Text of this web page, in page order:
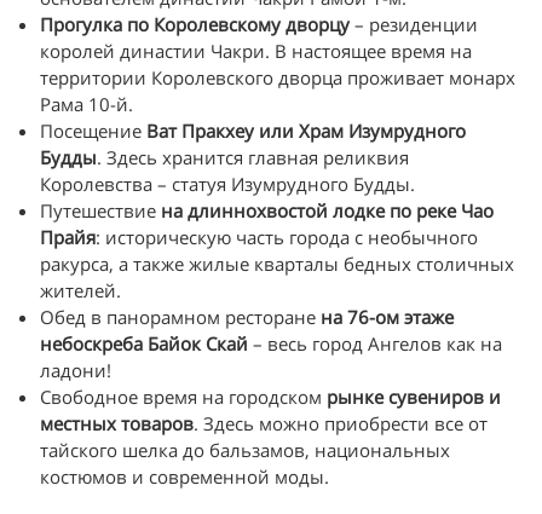
Прогулка по Королевскому дворцу– резиденции
королей династии Чакри. В настоящее время на
территории Королевского дворца проживает монарх
Рама 10-й.
Посещение Ват Пракхеу или Храм Изумрудного
Будды. Здесь хранится главная реликвия
Королевства – статуя Изумрудного Будды.
Путешествие на длиннохвостой лодке по реке Чао
Прайя: историческую часть города с необычного
ракурса, а также жилые кварталы бедных столичных
жителей.
Обед в панорамном ресторане на 76-ом этаже
небоскреба Байок Скай – весь город Ангелов как на
ладони!
Свободное время на городском рынке сувениров и
местных товаров. Здесь можно приобрести все от
тайского шелка до бальзамов, национальных
костюмов и современной моды.